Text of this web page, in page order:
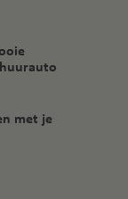
met je